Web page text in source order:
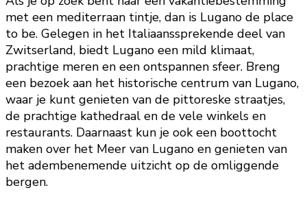
met een mediterraan tintje, dan is Lugano de place
to be. Gelegen in het Italiaanssprekende deel van
Zwitserland, biedt Lugano een mild klimaat,
prachtige meren en een ontspannen sfeer. Breng
een bezoek aan het historische centrum van Lugano,
waar je kunt genieten van de pittoreske straatjes,
de prachtige kathedraal en de vele winkels en
restaurants. Daarnaast kun je ook een boottocht
maken over het Meer van Lugano en genieten van
het adembenemende uitzicht op de omliggende
bergen.